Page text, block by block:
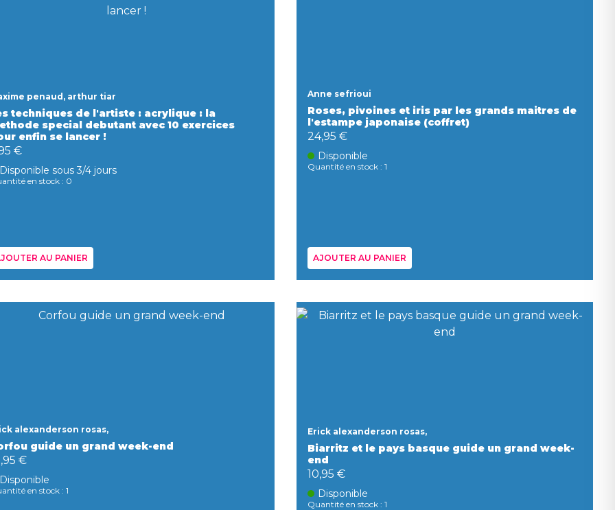
penaud, arthur tiar
techniques de l'artiste : acrylique : la
special debutant avec 10 exercices
enfin se lancer !
€
Disponible sous 3/4 jours
en stock : 0
AU PANIER
Anne sefrioui
Roses, pivoines et iris par les grands maitres de
l'estampe japonaise (coffret)
24,95 €
Disponible
Quantité en stock : 1
AJOUTER AU PANIER
alexanderson rosas,
guide un grand week-end
€
Disponible
en stock : 1
Erick alexanderson rosas,
Biarritz et le pays basque guide un grand week-
end
10,95 €
Disponible
Quantité en stock : 1